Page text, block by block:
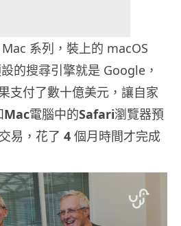
系列，裝上的 macOS
的搜尋引擎就是 Google，
支付了數十億美元，讓自家
Mac電腦中的Safari瀏覽器預
易，花了 4 個月時間才完成